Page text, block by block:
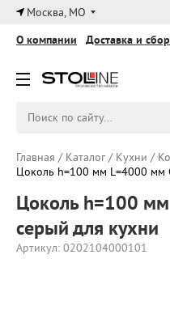
Москва, МО
О компании Доставка и
Главная / Каталог/ Кухни /
Цоколь h=100 мм L=4000 мм
Цоколь h=100
серый для кухни
Артикул: 0202104000101